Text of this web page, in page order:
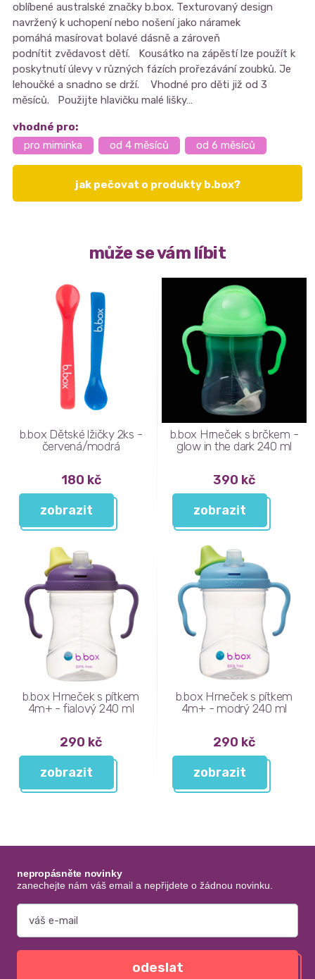
oblíbené australské značky b.box. Texturovaný design
navržený k uchopení nebo nošení jako náramek
pomáhá masírovat bolavé dásně a zároveň
podnítit zvědavost dětí. Kousátko na zápěstí lze použít k
poskytnutí úlevy v různých fázích prořezávání zoubků. Je
lehoučké a snadno se drží. Vhodné pro děti již od 3
měsíců. Použijte hlavičku malé lišky…
vhodné pro:
pro miminka
od 4 měsíců od 6 měsíců
jak pečovat o produkty b.box?
může se vám líbit
b.box Dětské lžičky 2ks -
červená/modrá
180 kč
zobrazit
b.box Hrneček s brčkem -
glow in the dark 240 ml
390 kč
zobrazit
b.box Hrneček s pítkem
4m+ - fialový 240 ml
290 kč
zobrazit
b.box Hrneček s pítkem
4m+ - modrý 240 ml
290 kč
zobrazit
nepropásněte novinky
zanechejte nám váš email a nepřijdete o žádnou novinku.
odeslat